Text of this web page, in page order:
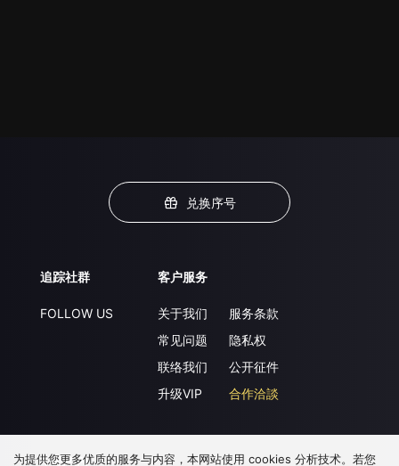
兑换序号
追踪社群
FOLLOW US
客户服务
关于我们
常见问题
联络我们
升级VIP
服务条款
隐私权
公开征件
合作洽談
下载 APP
为提供您更多优质的服务与内容，本网站使用 cookies 分析技术。若您